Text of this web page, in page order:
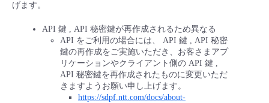
げます。
API 鍵 , API 秘密鍵が再作成されるため異なる
API をご利用の場合には、 API 鍵 , API 秘密
鍵の再作成をご実施いただき、お客さまアプ
リケーションやクライアント側の API 鍵 ,
API 秘密鍵を再作成されたものに変更いただ
きますようお願い申し上げます。
https://sdpf.ntt.com/docs/about-